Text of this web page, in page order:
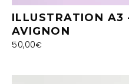
ILLUSTRATION A3
AVIGNON
50,00€